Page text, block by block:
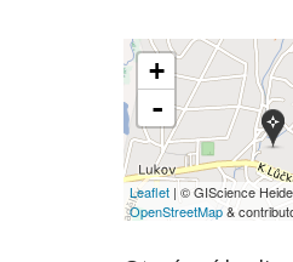
+
-
Leaflet | © GIScience
OpenStreetMap&